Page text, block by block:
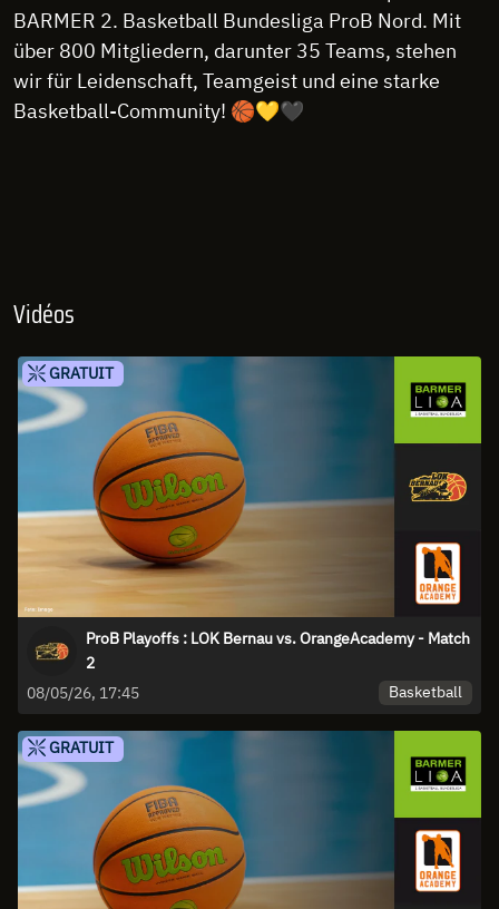
BARMER 2. Basketball Bundesliga ProB Nord. Mit
über 800 Mitgliedern, darunter 35 Teams, stehen
wir für Leidenschaft, Teamgeist und eine starke
Basketball-Community! 🏀💛🖤
Vidéos
GRATUIT
ProB Playoffs : LOK Bernau vs. OrangeAcademy - Match
2
08/05/26, 17:45
Basketball
GRATUIT